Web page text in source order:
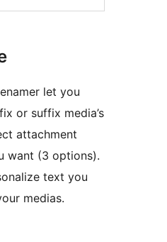
let you
or suffix media’s
attachment
want (3 options).
text you
medias.